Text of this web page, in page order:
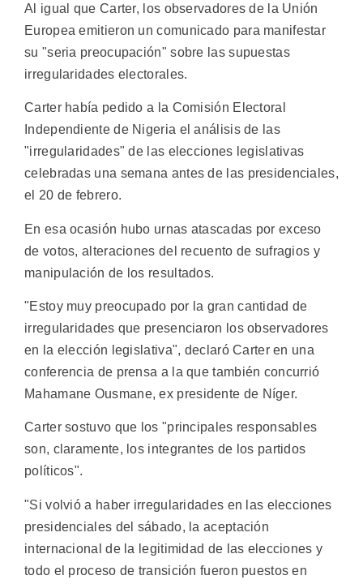
Al igual que Carter, los observadores de la Unión
Europea emitieron un comunicado para manifestar
su "seria preocupación" sobre las supuestas
irregularidades electorales.
Carter había pedido a la Comisión Electoral
Independiente de Nigeria el análisis de las
"irregularidades" de las elecciones legislativas
celebradas una semana antes de las presidenciales,
el 20 de febrero.
En esa ocasión hubo urnas atascadas por exceso
de votos, alteraciones del recuento de sufragios y
manipulación de los resultados.
"Estoy muy preocupado por la gran cantidad de
irregularidades que presenciaron los observadores
en la elección legislativa", declaró Carter en una
conferencia de prensa a la que también concurrió
Mahamane Ousmane, ex presidente de Níger.
Carter sostuvo que los "principales responsables
son, claramente, los integrantes de los partidos
políticos".
"Si volvió a haber irregularidades en las elecciones
presidenciales del sábado, la aceptación
internacional de la legitimidad de las elecciones y
todo el proceso de transición fueron puestos en